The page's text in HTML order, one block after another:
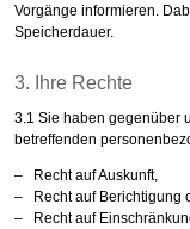
Vorgänge informieren.
Speicherdauer.
3. Ihre Rechte
3.1 Sie haben gegenüber
betreffenden
– Recht auf Auskunft,
– Recht auf Berichtigung
– Recht auf